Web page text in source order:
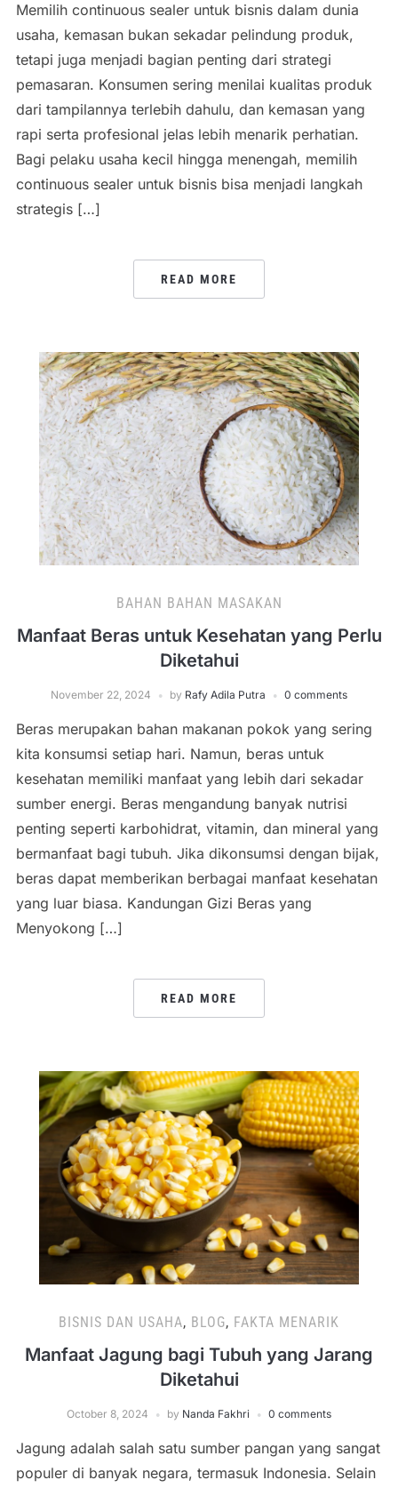
Memilih continuous sealer untuk bisnis dalam dunia
usaha, kemasan bukan sekadar pelindung produk,
tetapi juga menjadi bagian penting dari strategi
pemasaran. Konsumen sering menilai kualitas produk
dari tampilannya terlebih dahulu, dan kemasan yang
rapi serta profesional jelas lebih menarik perhatian.
Bagi pelaku usaha kecil hingga menengah, memilih
continuous sealer untuk bisnis bisa menjadi langkah
strategis […]
READ MORE
BAHAN BAHAN MASAKAN
Manfaat Beras untuk Kesehatan yang Perlu
Diketahui
November 22, 2024 by Rafy Adila Putra 0 comments
Beras merupakan bahan makanan pokok yang sering
kita konsumsi setiap hari. Namun, beras untuk
kesehatan memiliki manfaat yang lebih dari sekadar
sumber energi. Beras mengandung banyak nutrisi
penting seperti karbohidrat, vitamin, dan mineral yang
bermanfaat bagi tubuh. Jika dikonsumsi dengan bijak,
beras dapat memberikan berbagai manfaat kesehatan
yang luar biasa. Kandungan Gizi Beras yang
Menyokong […]
READ MORE
BISNIS DAN USAHA, BLOG, FAKTA MENARIK
Manfaat Jagung bagi Tubuh yang Jarang
Diketahui
October 8, 2024 by Nanda Fakhri 0 comments
Jagung adalah salah satu sumber pangan yang sangat
populer di banyak negara, termasuk Indonesia. Selain